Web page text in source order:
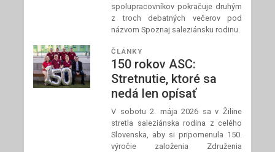
spolupracovníkov pokračuje druhým
z troch debatných večerov pod
názvom Spoznaj saleziánsku rodinu.
ČLÁNKY
150 rokov ASC:
Stretnutie, ktoré sa
nedá len opísať
V sobotu 2. mája 2026 sa v Žiline
stretla saleziánska rodina z celého
Slovenska, aby si pripomenula 150.
výročie založenia Združenia